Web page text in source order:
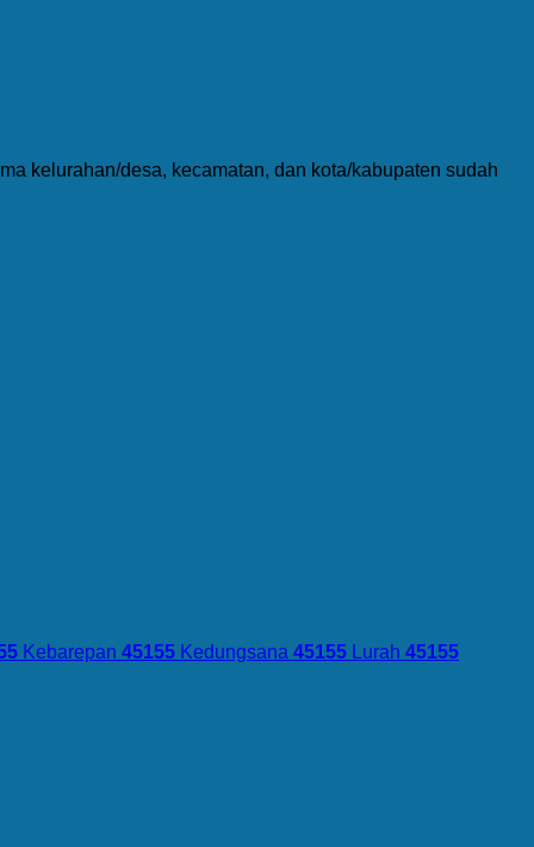
kelurahan/desa, kecamatan, dan kota/kabupaten sudah
Kebarepan 45155 Kedungsana 45155 Lurah 45155